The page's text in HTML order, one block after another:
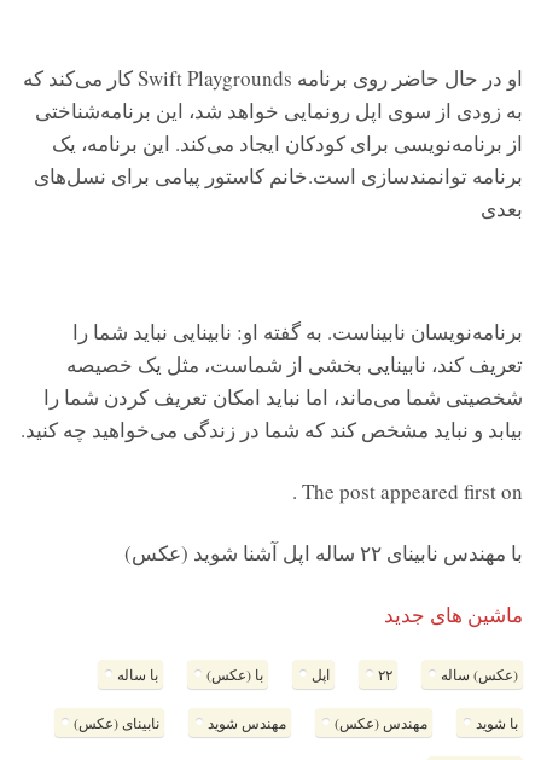
او در حال حاضر روی برنامه Swift Playgrounds کار می‌کند که
به زودی از سوی اپل رونمایی خواهد شد، این برنامه‌شناختی
از برنامه‌نویسی برای کودکان ایجاد می‌کند. این برنامه، یک
برنامه توانمندسازی است.خانم کاستور پیامی برای نسل‌های
بعدی
برنامه‌نویسان نابیناست. به گفته او: نابینایی نباید شما را
تعریف کند، نابینایی بخشی از شماست، مثل یک خصیصه
شخصیتی شما می‌ماند، اما نباید امکان تعریف کردن شما را
بیابد و نباید مشخص کند که شما در زندگی می‌خواهید چه کنید.
The post appeared first on .
با مهندس نابینای ۲۲ ساله اپل آشنا شوید (عکس)
ماشین های جدید
(عکس) ساله ۲۲ اپل با (عکس) با ساله
با شوید مهندس (عکس) مهندس شوید نابینای (عکس)